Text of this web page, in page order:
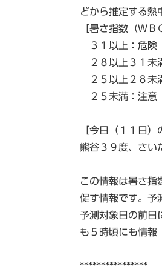
どから推定する熱
［暑さ指数（ＷＢ
３１以上：危険
２８以上３１未
２５以上２８未
２５未満：注意
［今日（１１日）
熊谷３９度、さい
この情報は暑さ指
促す情報です。予
予測対象日の前日
も５時頃にも情報
****************